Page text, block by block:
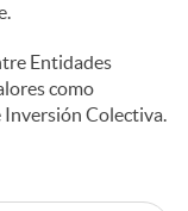
Entidades
como
Inversión Colectiva.